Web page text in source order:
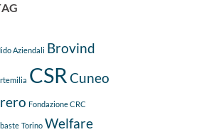
Aziendali Brovind
CSR Cuneo
Fondazione CRC
Torino Welfare